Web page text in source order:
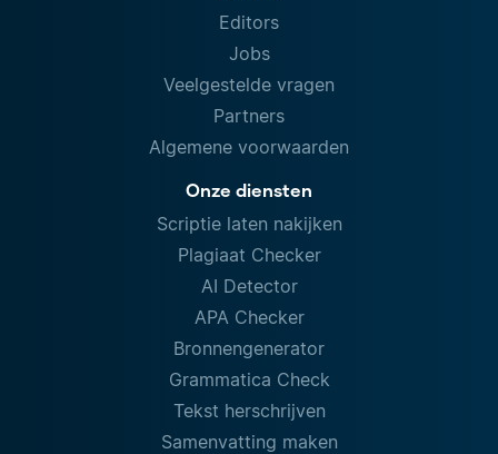
Editors
Jobs
Veelgestelde vragen
Partners
Algemene voorwaarden
Onze diensten
Scriptie laten nakijken
Plagiaat Checker
AI Detector
APA Checker
Bronnengenerator
Grammatica Check
Tekst herschrijven
Samenvatting maken